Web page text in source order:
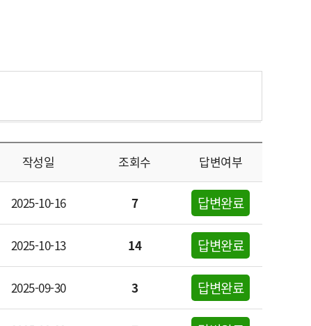
작성일 조회수 답변여부
2025-10-16 7 답변완료
2025-10-13 14 답변완료
2025-09-30 3 답변완료